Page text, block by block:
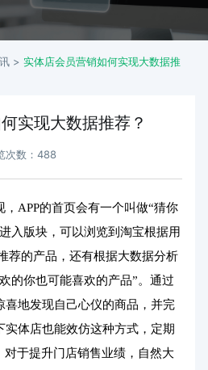
> 实体店会员营销如何实现大数据推
实现大数据推荐？
次数：488
APP的首页会有一个叫做“猜你
入版块，可以浏览到淘宝根据用
荐的产品，还有根据大数据分析
的你也可能喜欢的产品”。通过
喜地发现自己心仪的商品，并完
实体店也能效仿这种方式，定期
对于提升门店销售业绩，自然大